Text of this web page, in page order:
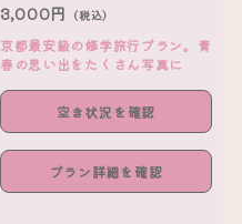
3,000円 （税込）
京都最安級の修学旅行プラン。青
春の思い出をたくさん写真に
空き状況を確認
プラン詳細を確認